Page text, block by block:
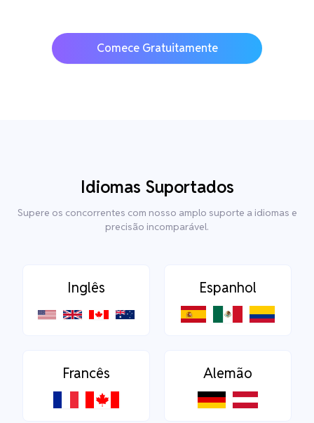
Comece Gratuitamente
Idiomas Suportados
Supere os concorrentes com nosso amplo suporte a idiomas e
precisão incomparável.
Inglês Espanhol
Francês Alemão